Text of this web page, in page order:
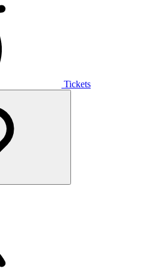
Tickets